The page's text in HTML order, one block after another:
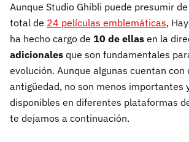
Aunque Studio Ghibli puede presumir
total de 24 películas emblemáticas,
ha hecho cargo de 10 de ellas en la
adicionales que son fundamentales
evolución. Aunque algunas cuentan con
antigüedad, no son menos importantes
disponibles en diferentes plataformas
te dejamos a continuación.